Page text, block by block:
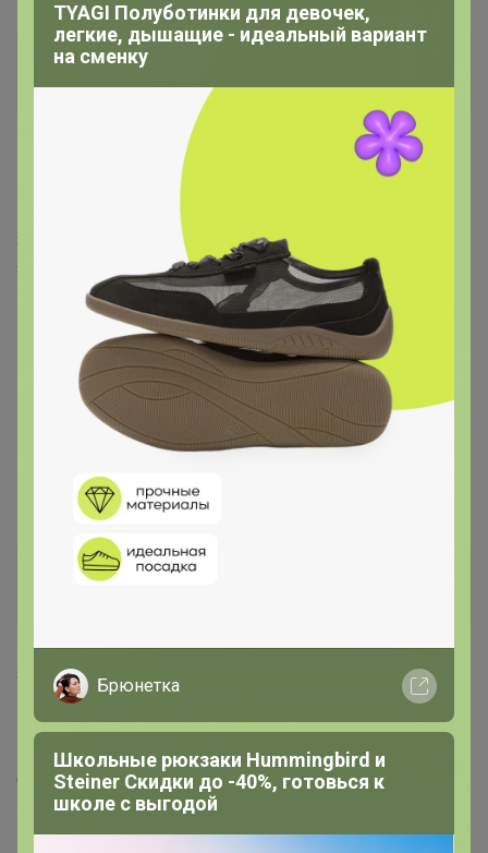
Бонифаций
Серебряный организатор
Здравсвуйте, сегодня поставка. Магния уже не всю
закупку не хватает, на него как и на глицин предзаказ
на производстве. Хорошая партия магния придет в
конце следующей недели (154шт)
ЛораКуз
8 ноября, 2022 10:21
Бонифаций, подскажите пожалуйста, когда развоз по
цр будет. У закупки статус "завершена" уже стоит.
Оплачено 27 октября.
TYAGI Полуботинки для девочек,
легкие, дышащие - идеальный вариант
на сменку
Брюнетка
Школьные рюкзаки Hummingbird и
Steiner Скидки до -40%, готовься к
школе с выгодой